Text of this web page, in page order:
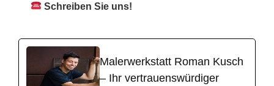
Schreiben Sie uns!
Malerwerkstatt Roman Kusch
– Ihr vertrauenswürdiger